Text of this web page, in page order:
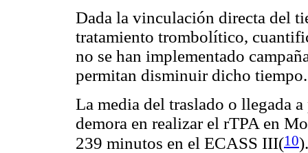
Dada la vinculación directa del
tratamiento trombolítico,
no se han implementado
permitan disminuir dicho tiempo.
La media del traslado o llegada
demora en realizar el rTPA en
239 minutos en el ECASS III(10).